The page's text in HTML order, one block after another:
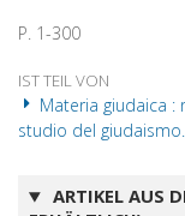
P. 1-300
IST TEIL VON
Materia giudaica :
studio del
ARTIKEL AUS